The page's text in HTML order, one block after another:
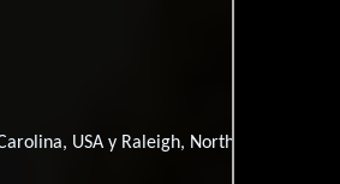
USA y Raleigh, North Carolina,